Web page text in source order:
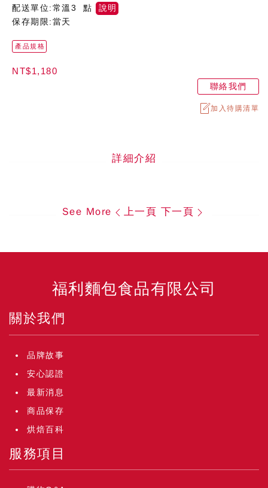
配送單位:常溫3 點
說明
保存期限:當天
產品規格
NT$1,180
聯絡我們
加入待購清單
詳細介紹
See More 上一頁 下一頁
福利麵包食品有限公司
關於我們
品牌故事
安心認證
最新消息
商品保存
烘焙百科
服務項目